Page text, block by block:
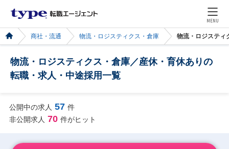
MENU
商社・流通 物流・ロジスティクス・倉庫 物流・ロジスティ
物流・ロジスティクス・倉庫／産休・育休ありの
転職・求人・中途採用一覧
公開中の求人 57 件
非公開求人 70 件がヒット